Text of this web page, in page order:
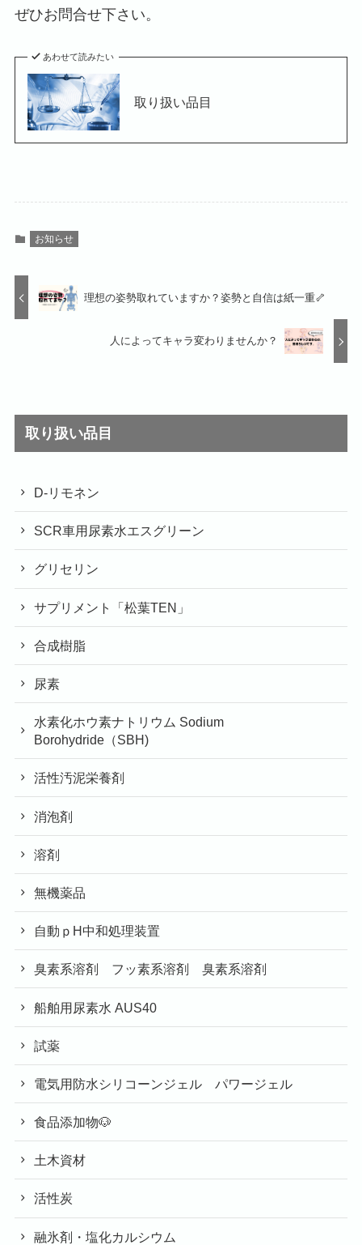
ぜひお問合せ下さい。
あわせて読みたい
取り扱い品目
お知らせ
理想の姿勢取れていますか？姿勢と自信は紙一重🦴
人によってキャラ変わりませんか？
取り扱い品目
D-リモネン
SCR車用尿素水エスグリーン
グリセリン
サプリメント「松葉TEN」
合成樹脂
尿素
水素化ホウ素ナトリウム Sodium
Borohydride（SBH)
活性汚泥栄養剤
消泡剤
溶剤
無機薬品
自動ｐH中和処理装置
臭素系溶剤 フッ素系溶剤 臭素系溶剤
船舶用尿素水 AUS40
試薬
電気用防水シリコーンジェル パワージェル
食品添加物🐶
土木資材
活性炭
融氷剤・塩化カルシウム